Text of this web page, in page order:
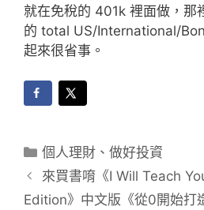
就在免稅的 401k 裡面做，那
的 total US/International/
起來很省事。
分
類
個人理財 、做好投資
來買書唷《I Will Teach
Edition》中文版《從0開始打